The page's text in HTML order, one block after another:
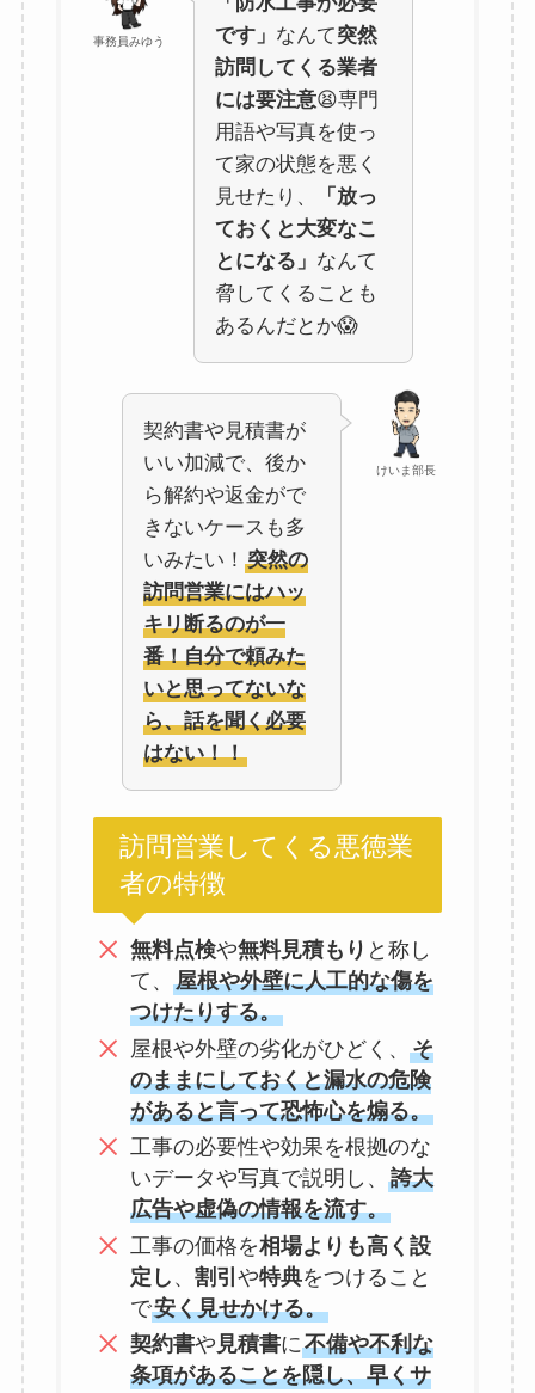
事務員みゆう
です」 なんて突然
訪問してくる業者
には要注意😫専門
用語や写真を使っ
て家の状態を悪く
見せたり、
「放っ
ておくと大変なこ
とになる」 なんて
脅してくることも
あるんだとか😱
けいま部長
契約書や見積書が
いい加減で、後か
ら解約や返金がで
きないケースも多
いみたい！ 突然の
訪問営業にはハッ
キリ断るのが一
番！自分で頼みた
いと思ってないな
ら、話を聞く必要
はない！！
訪問営業してくる悪徳業
者の特徴
無料点検や無料見積もり と称し
て、 屋根や外壁に人工的な傷を
つけたりする。
屋根や外壁の劣化がひどく、 そ
のままにしておくと漏水の危険
があると言って恐怖心を煽る。
工事の必要性や効果を根拠のな
いデータや写真で説明し、 誇大
広告や虚偽の情報を流す。
工事の価格を相場よりも高く設
定し 、 割引 や特典をつけること
で安く見せかける。
契約書や 見積書に不備や不利な
条項があることを隠し、早くサ